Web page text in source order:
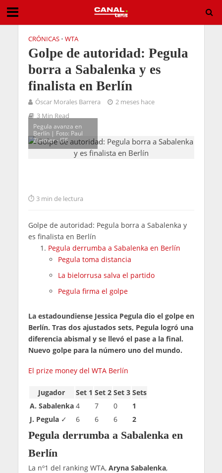
CRÓNICAS • WTA
Golpe de autoridad: Pegula
borra a Sabalenka y es
finalista en Berlín
Óscar Morales Barrera
2 meses hace
3 Min Read
Pegula avanza en
Berlín | Foto: Paul
Zimmer - ITF
3 min de lectura
Golpe de autoridad: Pegula borra a Sabalenka y
es finalista en Berlín
Pegula derrumba a Sabalenka en Berlín
Pegula toma distancia
La bielorrusa salva el partido
Pegula firma el golpe
La estadoundiense Jessica Pegula dio el golpe en
Berlín. Tras dos ajustados sets, Pegula logró una
diferencia abismal y se llevó el pase a la final.
Nuevo golpe para la número uno del mundo.
El prize money del WTA Berlín
Jugador Set 1 Set 2 Set 3 Sets
A. Sabalenka 4 7 0
1
J. Pegula✓ 6 6 6 2
Pegula derrumba a Sabalenka en
Berlín
La nº1 del ranking WTA, Aryna Sabalenka,